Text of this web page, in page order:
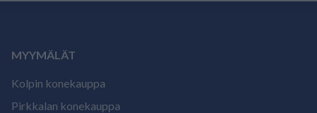
MYYMÄLÄT
Kolpin konekauppa
Pirkkalan konekauppa